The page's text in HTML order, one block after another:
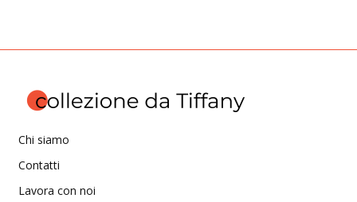
Chi siamo
Contatti
Lavora con noi